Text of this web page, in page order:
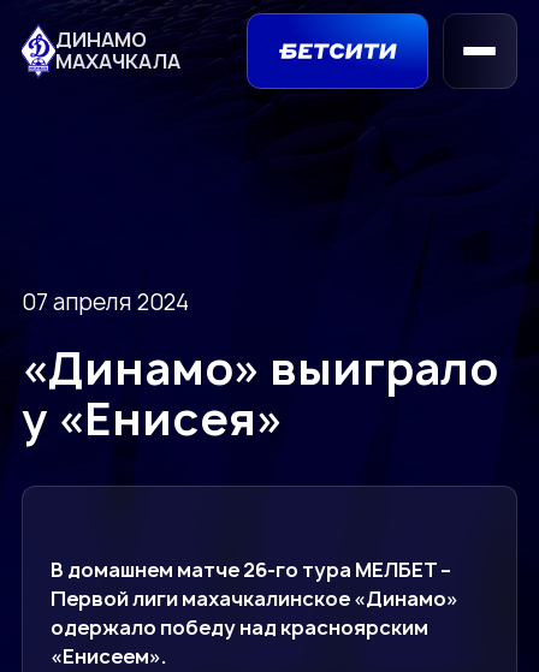
ДИНАМО
МАХАЧКАЛА
07 апреля 2024
«Динамо» выиграло
у «Енисея»
В домашнем матче 26-го тура МЕЛБЕТ –
Первой лиги махачкалинское «Динамо»
одержало победу над красноярским
«Енисеем».